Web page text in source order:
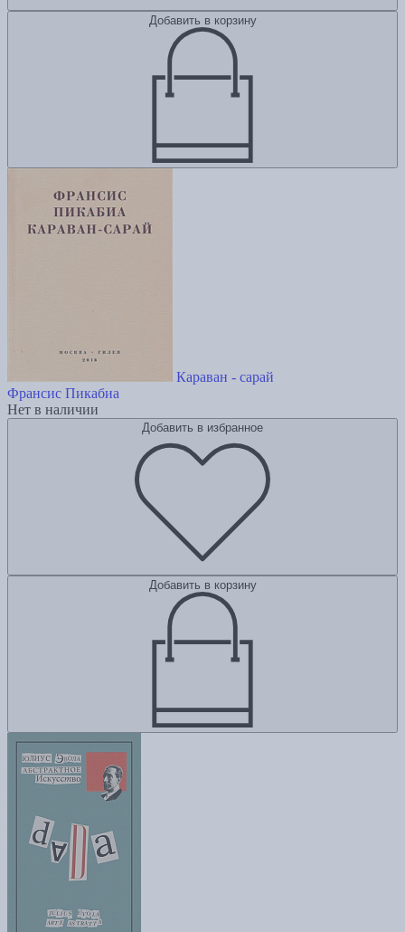
Добавить в корзину
Караван - сарай
Франсис Пикабиа
Нет в наличии
Добавить в избранное
Добавить в корзину